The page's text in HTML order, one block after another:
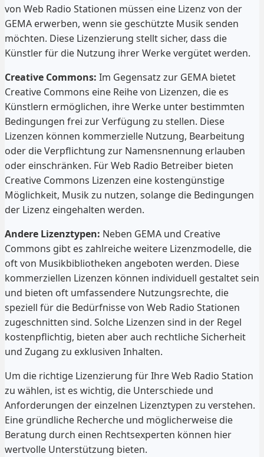
von Web Radio Stationen müssen eine Lizenz von der
GEMA erwerben, wenn sie geschützte Musik senden
möchten. Diese Lizenzierung stellt sicher, dass die
Künstler für die Nutzung ihrer Werke vergütet werden.
Creative Commons: Im Gegensatz zur GEMA bietet
Creative Commons eine Reihe von Lizenzen, die es
Künstlern ermöglichen, ihre Werke unter bestimmten
Bedingungen frei zur Verfügung zu stellen. Diese
Lizenzen können kommerzielle Nutzung, Bearbeitung
oder die Verpflichtung zur Namensnennung erlauben
oder einschränken. Für Web Radio Betreiber bieten
Creative Commons Lizenzen eine kostengünstige
Möglichkeit, Musik zu nutzen, solange die Bedingungen
der Lizenz eingehalten werden.
Andere Lizenztypen: Neben GEMA und Creative
Commons gibt es zahlreiche weitere Lizenzmodelle, die
oft von Musikbibliotheken angeboten werden. Diese
kommerziellen Lizenzen können individuell gestaltet sein
und bieten oft umfassendere Nutzungsrechte, die
speziell für die Bedürfnisse von Web Radio Stationen
zugeschnitten sind. Solche Lizenzen sind in der Regel
kostenpflichtig, bieten aber auch rechtliche Sicherheit
und Zugang zu exklusiven Inhalten.
Um die richtige Lizenzierung für Ihre Web Radio Station
zu wählen, ist es wichtig, die Unterschiede und
Anforderungen der einzelnen Lizenztypen zu verstehen.
Eine gründliche Recherche und möglicherweise die
Beratung durch einen Rechtsexperten können hier
wertvolle Unterstützung bieten.